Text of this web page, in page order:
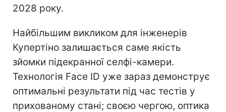
2028 року.
Найбільшим викликом для інженерів
Купертіно залишається саме якість
зйомки підекранної селфі-камери.
Технологія Face ID уже зараз демонструє
оптимальні результати під час тестів у
прихованому стані; своєю чергою, оптика